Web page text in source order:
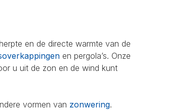
en de directe warmte van de
en pergola’s. Onze
u uit de zon en de wind kunt
vormen van zonwering.